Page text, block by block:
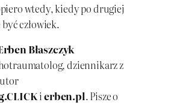
wtedy, kiedy po drugiej
człowiek.
Błaszczyk
dziennikarz z
ierben.pl. Pisze o